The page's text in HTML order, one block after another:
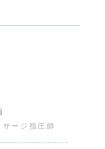
ージ指圧師